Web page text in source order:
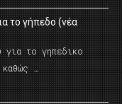
το γήπεδο (νέα
για το γηπεδικο
…